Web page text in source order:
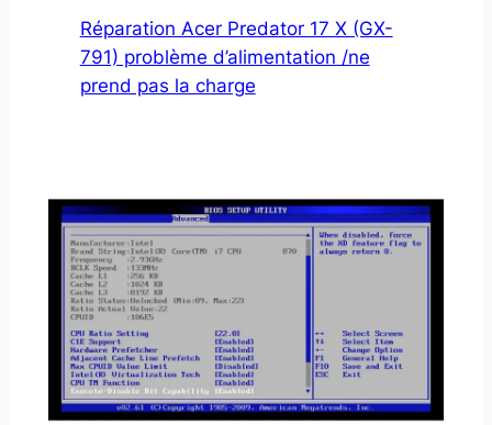
Réparation Acer Predator 17 X (GX-
791) problème d’alimentation /ne
prend pas la charge